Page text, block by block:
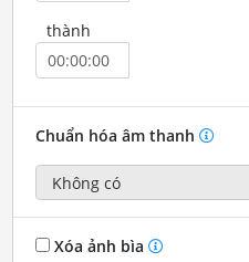
thành
Chuẩn hóa âm thanh
Xóa ảnh bìa